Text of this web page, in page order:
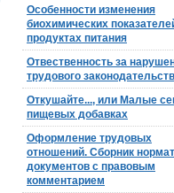
Особенности изменения
биохимических
продуктах питания
Отвественность за
трудового
Откушайте..., или Малые
пищевых добавках
Оформление трудовых
отношений. Сборник
документов с правовым
комментарием